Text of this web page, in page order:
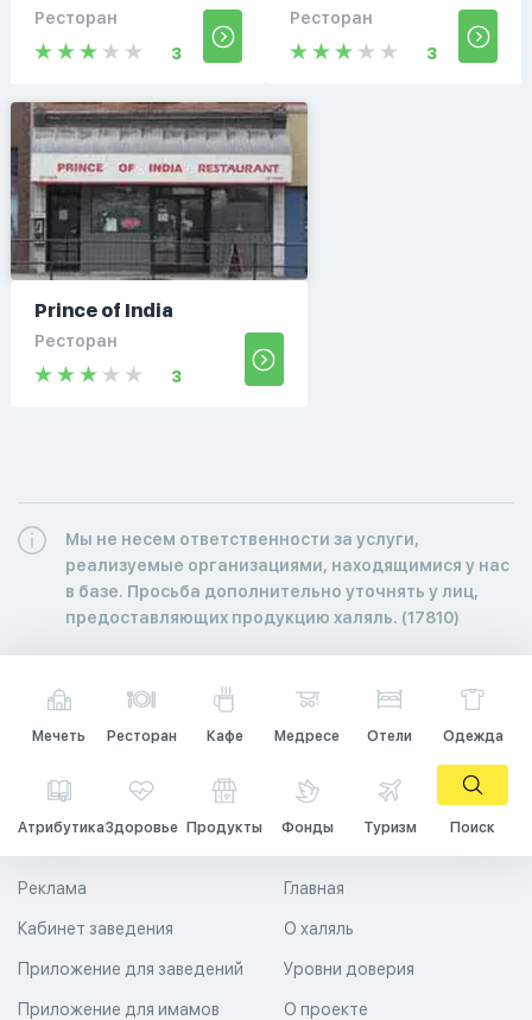
Ресторан
3
Ресторан
3
Prince of India
Ресторан
3
Мы не несем ответственности за услуги,
реализуемые организациями, находящимися у нас
в базе. Просьба дополнительно уточнять у лиц,
предоставляющих продукцию халяль. (17810)
Мечеть Ресторан Кафе Медресе Отели Одежда
АтрибутикаЗдоровье Продукты Фонды Туризм Поиск
Главная
О халяль
Уровни доверия
Реклама
Кабинет заведения
Приложение для заведений
Приложение для имамов О проекте